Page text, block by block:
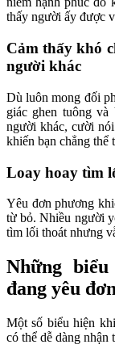
thấy người ấy được
Cảm thấy khó
người khác
Dù luôn mong đối
giác ghen tuông
người khác, cười
khiến bạn chẳng thể
Loay hoay tìm
Yêu đơn phương
từ bỏ. Nhiều người
tìm lối thoát nhưng
Những
đang yêu
Một số biểu hiện
có thể dễ dàng nhận